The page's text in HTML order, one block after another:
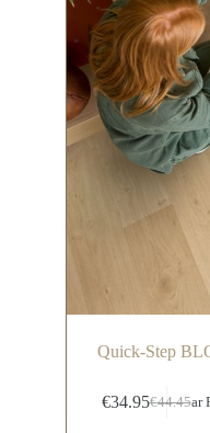
Quick-Step
€44.45
€34.95 ar